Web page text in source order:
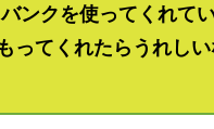
ンクを使ってくれて
ってくれたらうれしい